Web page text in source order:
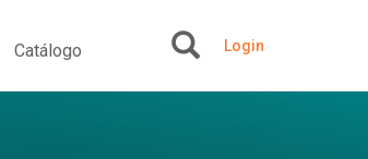
Catálogo Login